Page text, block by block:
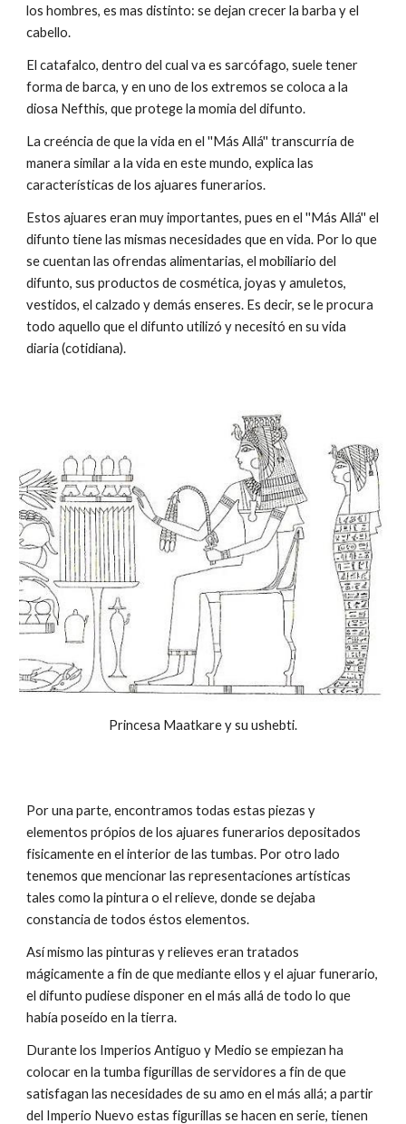
los hombres, es mas distinto: se dejan crecer la barba y el
cabello.
El catafalco, dentro del cual va es sarcófago, suele tener
forma de barca, y en uno de los extremos se coloca a la
diosa Nefthis, que protege la momia del difunto.
La creéncia de que la vida en el ''Más Allá'' transcurría de
manera similar a la vida en este mundo, explica las
características de los ajuares funerarios.
Estos ajuares eran muy importantes, pues en el ''Más Allá'' el
difunto tiene las mismas necesidades que en vida. Por lo que
se cuentan las ofrendas alimentarias, el mobiliario del
difunto, sus productos de cosmética, joyas y amuletos,
vestidos, el calzado y demás enseres. Es decir, se le procura
todo aquello que el difunto utilizó y necesitó en su vida
diaria (cotidiana).
Princesa Maatkare y su ushebti.
Por una parte, encontramos todas estas piezas y
elementos própios de los ajuares funerarios depositados
fisicamente en el interior de las tumbas. Por otro lado
tenemos que mencionar las representaciones artísticas
tales como la pintura o el relieve, donde se dejaba
constancia de todos éstos elementos.
Así mismo las pinturas y relieves eran tratados
mágicamente a fin de que mediante ellos y el ajuar funerario,
el difunto pudiese disponer en el más allá de todo lo que
había poseído en la tierra.
Durante los Imperios Antiguo y Medio se empiezan ha
colocar en la tumba figurillas de servidores a fin de que
satisfagan las necesidades de su amo en el más allá; a partir
del Imperio Nuevo estas figurillas se hacen en serie, tienen